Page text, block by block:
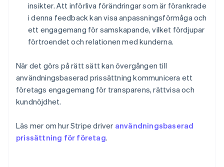
insikter. Att införliva förändringar som är förankrade
i denna feedback kan visa anpassningsförmåga och
ett engagemang för samskapande, vilket fördjupar
förtroendet och relationen med kunderna.
När det görs på rätt sätt kan övergången till
användningsbaserad prissättning kommunicera ett
företags engagemang för transparens, rättvisa och
kundnöjdhet.
Läs mer om hur Stripe driver användningsbaserad
prissättning för företag.
Australien